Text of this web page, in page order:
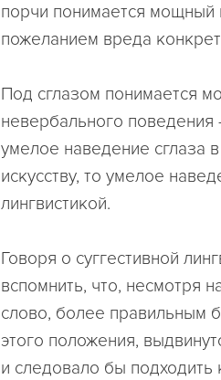
порчи понимается мощный
пожеланием вреда
Под сглазом понимается
невербального поведения
умелое наведение сглаза
искусству, то умелое
лингвистикой.
Говоря о суггестивной
вспомнить, что, несмотря
слово, более правильным
этого положения,
и следовало бы подходить